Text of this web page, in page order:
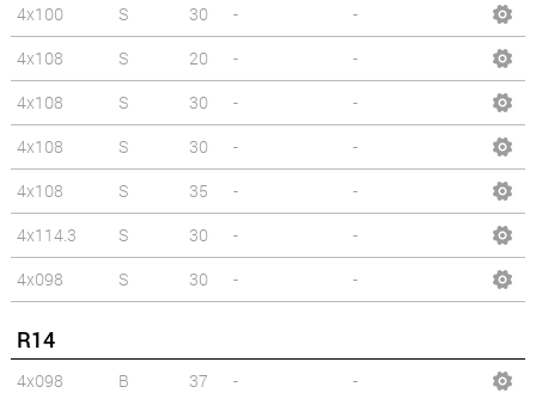
4x100
S 30 -
-
4x108
S 20 -
-
4x108
S 30 -
-
4x108
S 30 -
-
4x108
S 35 -
-
4x114.3
S 30 -
-
4x098
S 30 - -
R14
4x098 B 37 -
-